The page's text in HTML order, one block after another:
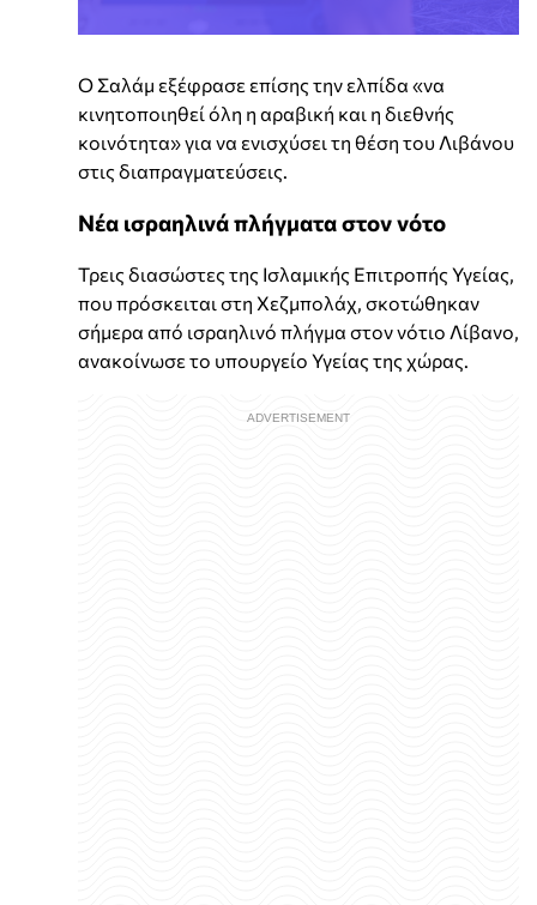
Ο Σαλάμ εξέφρασε επίσης την ελπίδα «να
κινητοποιηθεί όλη η αραβική και η διεθνής
κοινότητα» για να ενισχύσει τη θέση του Λιβάνου
στις διαπραγματεύσεις.
Νέα ισραηλινά πλήγματα στον νότο
Τρεις διασώστες της Ισλαμικής Επιτροπής Υγείας,
που πρόσκειται στη Χεζμπολάχ, σκοτώθηκαν
σήμερα από ισραηλινό πλήγμα στον νότιο Λίβανο,
ανακοίνωσε το υπουργείο Υγείας της χώρας.